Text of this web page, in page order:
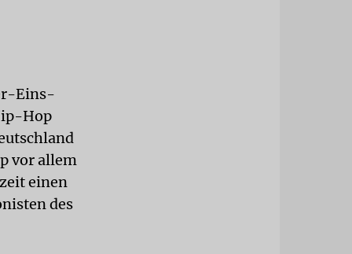
Eins-
Hop
vor allem
einen
des